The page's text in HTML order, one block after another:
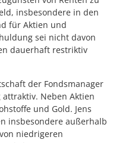
insbesondere in den
für Aktien und
sei nicht davon
dauerhaft restriktiv
der Fondsmanager
Neben Aktien
und Gold. Jens
insbesondere außerhalb
niedrigeren